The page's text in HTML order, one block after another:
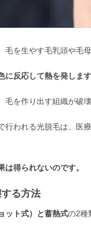
を生やす毛乳頭や毛
に反応して熱を発します
を作り出す組織が破壊
行われる光脱毛は、医
得られないのです。
る方法
ット式）と蓄熱式の2種